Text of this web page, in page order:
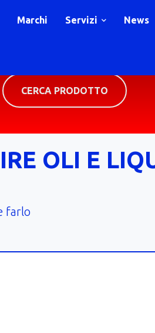
Marchi Servizi News
CERCA PRODOTTO
OLI E
farlo